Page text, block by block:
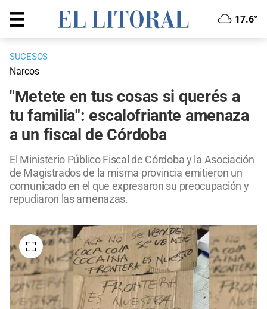
17.6°
SUCESOS
Narcos
"Metete en tus cosas si querés a
tu familia": escalofriante amenaza
a un fiscal de Córdoba
El Ministerio Público Fiscal de Córdoba y la Asociación
de Magistrados de la misma provincia emitieron un
comunicado en el que expresaron su preocupación y
repudiaron las amenazas.